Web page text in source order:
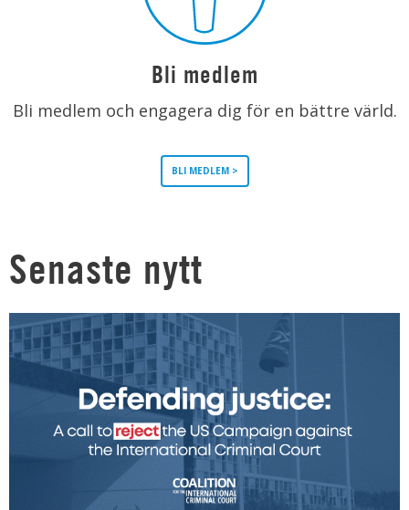
Bli medlem
Bli medlem och engagera dig för en bättre värld.
BLI MEDLEM >
Senaste nytt